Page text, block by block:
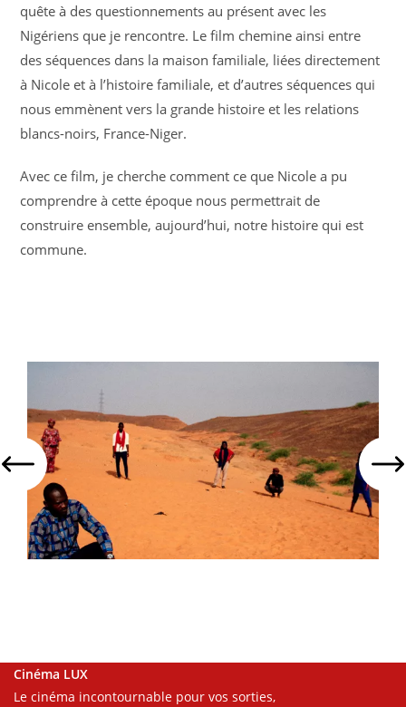
quête à des questionnements au présent avec les
Nigériens que je rencontre. Le film chemine ainsi entre
des séquences dans la maison familiale, liées directement
à Nicole et à l’histoire familiale, et d’autres séquences qui
nous emmènent vers la grande histoire et les relations
blancs-noirs, France-Niger.
Avec ce film, je cherche comment ce que Nicole a pu
comprendre à cette époque nous permettrait de
construire ensemble, aujourd’hui, notre histoire qui est
commune.
Cinéma LUX
Le cinéma incontournable pour vos sorties,